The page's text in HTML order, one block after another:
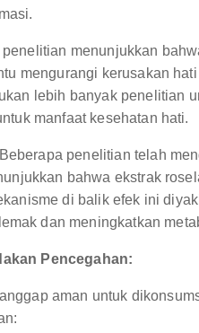
penelitian menunjukkan
mengurangi kerusakan
lebih banyak penelitian
manfaat kesehatan hati.
Beberapa penelitian telah
bahwa ekstrak
di balik efek ini
dan meningkatkan
Pencegahan:
aman untuk